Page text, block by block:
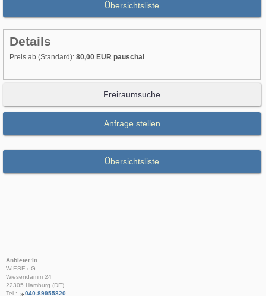
Übersichtsliste
Details
Preis ab (Standard): 80,00 EUR pauschal
Freiraumsuche
Anfrage stellen
Übersichtsliste
Anbieter:in
WIESE eG
Wiesendamm 24
22305 Hamburg (DE)
Tel.:
040-89955820